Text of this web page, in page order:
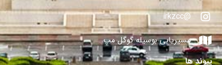
@irkzcc
مسیریابی بوسیله گوگل مپ
پیوند ها